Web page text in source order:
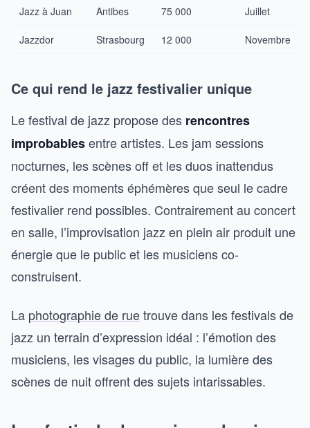
Jazz à Juan Antibes 75 000 Juillet
Jazzdor Strasbourg 12 000 Novembre
Ce qui rend le jazz festivalier unique
Le festival de jazz propose des rencontres
improbablesentre artistes. Les jam sessions
nocturnes, les scènes off et les duos inattendus
créent des moments éphémères que seul le cadre
festivalier rend possibles. Contrairement au concert
en salle, l’improvisation jazz en plein air produit une
énergie que le public et les musiciens co-
construisent.
La photographie de ruetrouve dans les festivals de
jazz un terrain d’expression idéal : l’émotion des
musiciens, les visages du public, la lumière des
scènes de nuit offrent des sujets intarissables.